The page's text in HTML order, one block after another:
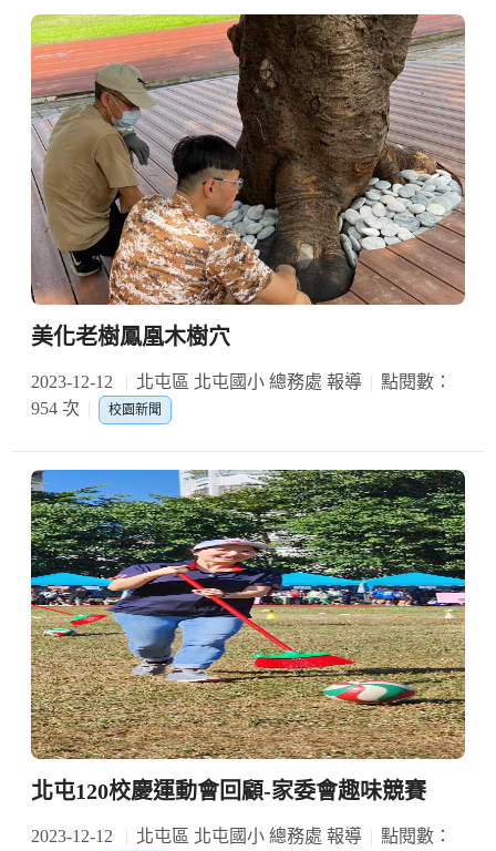
美化老樹鳳凰木樹穴
2023-12-12 北屯區 北屯國小 總務處 報導
點閱數：
954 次
校園新聞
北屯120校慶運動會回顧-家委會趣味競賽
2023-12-12 北屯區 北屯國小 總務處 報導
點閱數：